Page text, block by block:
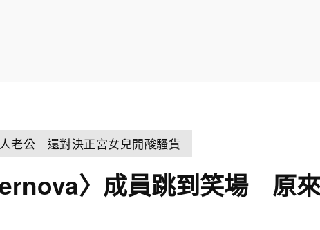
老公 還對決正宮女兒開酸騷貨
〉成員跳到笑場 原